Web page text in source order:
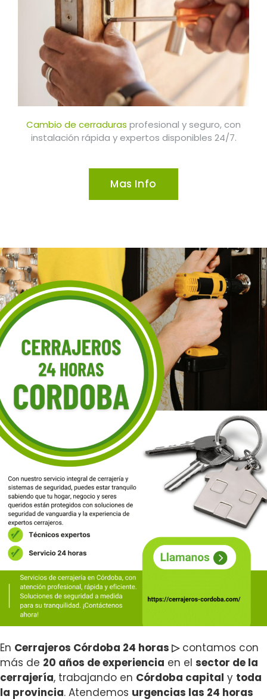
Cambio de cerraduras profesional y seguro, con
instalación rápida y expertos disponibles 24/7.
Mas Info
En Cerrajeros Córdoba 24 horas ▷contamos con
más de 20 años de experiencia en el sector de la
cerrajería, trabajando en Córdoba capital y toda
la provincia. Atendemos urgencias las 24 horas